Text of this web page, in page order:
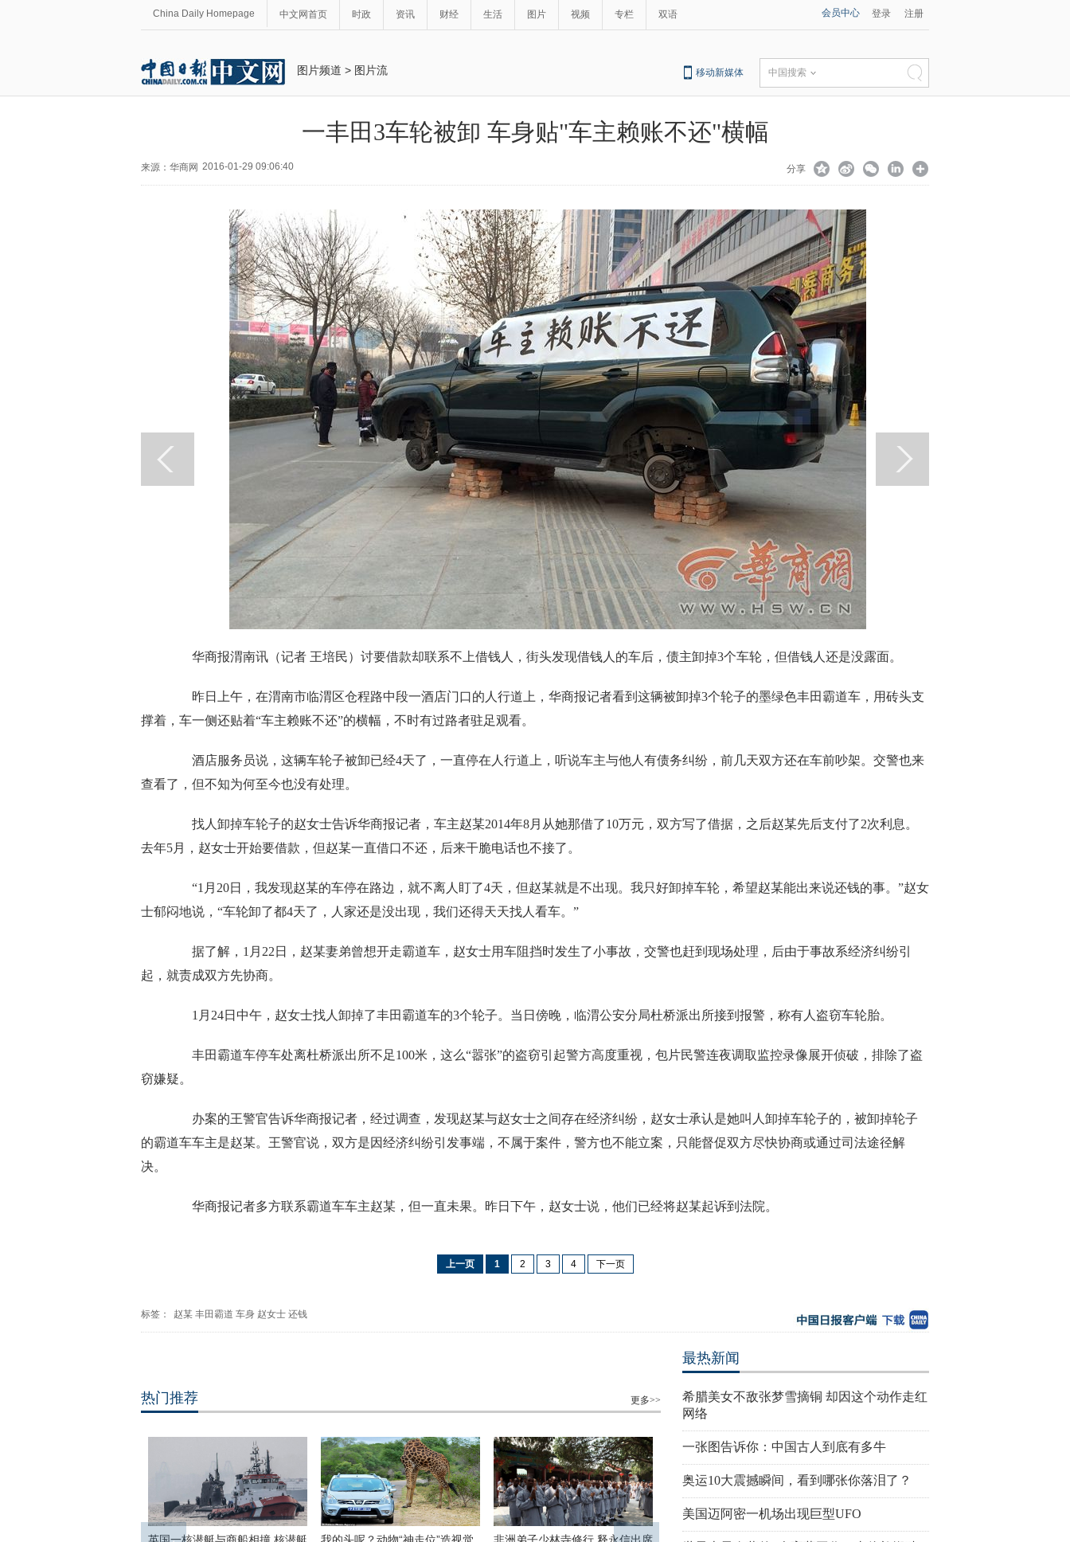
China Daily Homepage 中文网首页 时政 资讯 财经 生活 图片 视频 专栏 双语 会员中心 登录 注册
图片频道 > 图片流 移动新媒体 中国搜索
一丰田3车轮被卸 车身贴"车主赖账不还"横幅
来源：华商网 2016-01-29 09:06:40 分享
华商报渭南讯（记者 王培民）讨要借款却联系不上借钱人，街头发现借钱人的车后，债主卸掉3个车轮，但借钱人还是没露面。
昨日上午，在渭南市临渭区仓程路中段一酒店门口的人行道上，华商报记者看到这辆被卸掉3个轮子的墨绿色丰田霸道车，用砖头支
撑着，车一侧还贴着“车主赖账不还”的横幅，不时有过路者驻足观看。
酒店服务员说，这辆车轮子被卸已经4天了，一直停在人行道上，听说车主与他人有债务纠纷，前几天双方还在车前吵架。交警也来
查看了，但不知为何至今也没有处理。
找人卸掉车轮子的赵女士告诉华商报记者，车主赵某2014年8月从她那借了10万元，双方写了借据，之后赵某先后支付了2次利息。
去年5月，赵女士开始要借款，但赵某一直借口不还，后来干脆电话也不接了。
“1月20日，我发现赵某的车停在路边，就不离人盯了4天，但赵某就是不出现。我只好卸掉车轮，希望赵某能出来说还钱的事。”赵女
士郁闷地说，“车轮卸了都4天了，人家还是没出现，我们还得天天找人看车。”
据了解，1月22日，赵某妻弟曾想开走霸道车，赵女士用车阻挡时发生了小事故，交警也赶到现场处理，后由于事故系经济纠纷引
起，就责成双方先协商。
1月24日中午，赵女士找人卸掉了丰田霸道车的3个轮子。当日傍晚，临渭公安分局杜桥派出所接到报警，称有人盗窃车轮胎。
丰田霸道车停车处离杜桥派出所不足100米，这么“嚣张”的盗窃引起警方高度重视，包片民警连夜调取监控录像展开侦破，排除了盗
窃嫌疑。
办案的王警官告诉华商报记者，经过调查，发现赵某与赵女士之间存在经济纠纷，赵女士承认是她叫人卸掉车轮子的，被卸掉轮子
的霸道车车主是赵某。王警官说，双方是因经济纠纷引发事端，不属于案件，警方也不能立案，只能督促双方尽快协商或通过司法途径解
决。
华商报记者多方联系霸道车车主赵某，但一直未果。昨日下午，赵女士说，他们已经将赵某起诉到法院。
上一页 1 2 3 4 下一页
标签： 赵某 丰田霸道 车身 赵女士 还钱
热门推荐 更多>>
最热新闻
希腊美女不敌张梦雪摘铜 却因这个动作走红
网络
一张图告诉你：中国古人到底有多牛
奥运10大震撼瞬间，看到哪张你落泪了？
美国迈阿密一机场出现巨型UFO